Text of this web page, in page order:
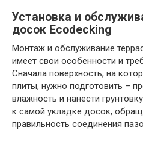
Установка и
досок Ecodecking
Монтаж и обслуживание
имеет свои особенности и
Сначала поверхность, на
плиты, нужно подготовить –
влажность и нанести
к самой укладке досок,
правильность соединения